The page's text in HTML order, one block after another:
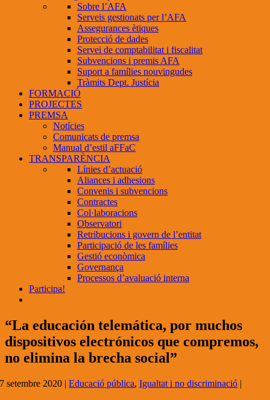
Sobre l’AFA
Serveis gestionats per l’AFA
Assegurances ètiques
Protecció de dades
Servei de comptabilitat i fiscalitat
Subvencions i premis AFA
Suport a famílies nouvingudes
Tràmits Dept. Justícia
FORMACIÓ
PROJECTES
PREMSA
Notícies
Comunicats de premsa
Manual d’estil aFFaC
TRANSPARÈNCIA
Línies d’actuació
Aliances i adhesions
Convenis i subvencions
Contractes
Col·laboracions
Observatori
Retribucions i govern de l’entitat
Participació de les famílies
Gestió econòmica
Governança
Processos d’avaluació interna
Participa!
“La educación telemática, por muchos
dispositivos electrónicos que compremos,
no elimina la brecha social”
7 setembre 2020 |Educació pública,Igualtat i no discriminació |